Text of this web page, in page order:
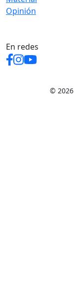
Opinión
En redes
©